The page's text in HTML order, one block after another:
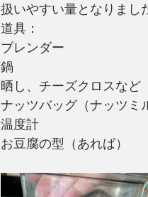
扱いやすい量となりまし
道具：
ブレンダー
鍋
晒し、チーズクロスなど
ナッツバッグ（ナッツミ
温度計
お豆腐の型（あれば）